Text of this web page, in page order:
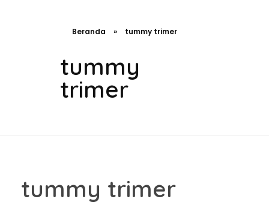
Beranda » tummy trimer
tummy
trimer
tummy trimer